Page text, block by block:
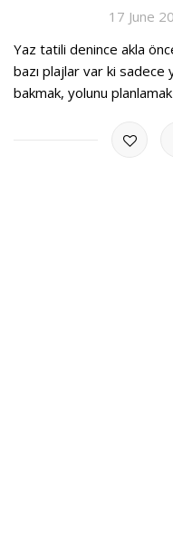
17 June
Yaz tatili denince akla
bazı plajlar var ki sadece
bakmak, yolunu